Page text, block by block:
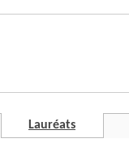
Lauréats